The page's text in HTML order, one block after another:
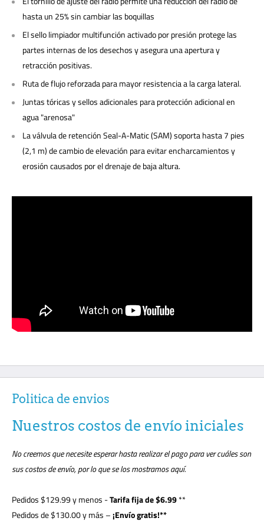
hasta un 25% sin cambiar las boquillas
El sello limpiador multifunción activado por presión protege las
partes internas de los desechos y asegura una apertura y
retracción positivas.
Ruta de flujo reforzada para mayor resistencia a la carga lateral.
Juntas tóricas y sellos adicionales para protección adicional en
agua "arenosa"
La válvula de retención Seal-A-Matic (SAM) soporta hasta 7 pies
(2,1 m) de cambio de elevación para evitar encharcamientos y
erosión causados ​​por el drenaje de baja altura.
Politica de envios
Nuestros costos de envío iniciales
No creemos que necesite esperar hasta realizar el pago para ver cuáles son
sus costos de envío, por lo que se los mostramos aquí.
Pedidos $129.99y menos -Tarifa fija de $6.99**
Pedidos de $130.00 y más –¡Envío gratis!**